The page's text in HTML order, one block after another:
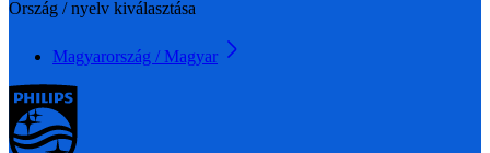
Ország / nyelv kiválasztása
Magyarország / Magyar